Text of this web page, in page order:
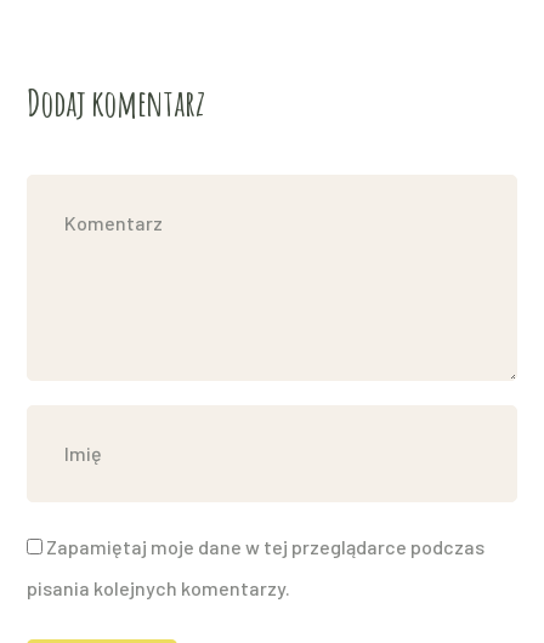
Dodaj komentarz
Zapamiętaj moje dane w tej przeglądarce podczas
pisania kolejnych komentarzy.